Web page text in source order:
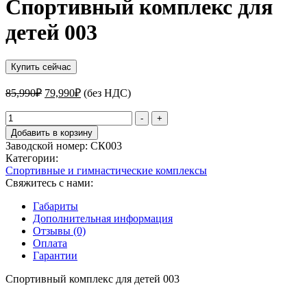
Спортивный комплекс для
детей 003
Купить сейчас
85,990₽ Первоначальная
составляла
85,990₽.
79,990₽Текущая
цена:
(без НДС)
Количество
товара
Спортивный
комплекс
для
детей
003
-
+
Добавить в корзину
Заводской номер: СК003
Категории:
Спортивные и гимнастические комплексы
Свяжитесь с нами:
Габариты
Дополнительная информация
Отзывы (0)
Оплата
Гарантии
Спортивный комплекс для детей 003